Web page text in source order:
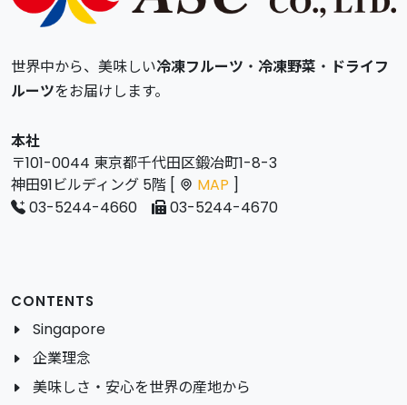
世界中から、美味しい冷凍フルーツ ・ 冷凍野菜 ・ ドライフ
ルーツをお届けします。
本社
〒101-0044 東京都千代田区鍛冶町1-8-3
神田91ビルディング 5階 [
MAP ]
03-5244-4660
03-5244-4670
CONTENTS
Singapore
企業理念
美味しさ・安心を世界の産地から